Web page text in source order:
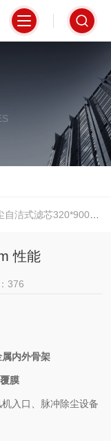
洁式滤芯320*900mm 性能
性能
376
内外骨架
膜
入口、脉冲除尘设备